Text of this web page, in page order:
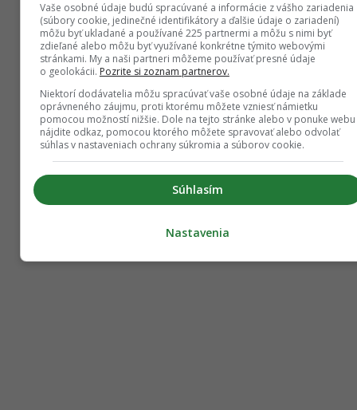
Vaše osobné údaje budú spracúvané a informácie z vášho zariadenia
(súbory cookie, jedinečné identifikátory a ďalšie údaje o zariadení)
môžu byť ukladané a používané 225 partnermi a môžu s nimi byť
zdieľané alebo môžu byť využívané konkrétne týmito webovými
stránkami. My a naši partneri môžeme používať presné údaje
o geolokácii. Pozrite si zoznam partnerov.
Niektorí dodávatelia môžu spracúvať vaše osobné údaje na základe
oprávneného záujmu, proti ktorému môžete vzniesť námietku
pomocou možností nižšie. Dole na tejto stránke alebo v ponuke webu
nájdite odkaz, pomocou ktorého môžete spravovať alebo odvolať
súhlas v nastaveniach ochrany súkromia a súborov cookie.
Súhlasím
Nastavenia